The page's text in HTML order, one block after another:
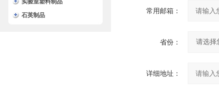
实验室塑料制品
石英制品
常用邮箱：
省份：
详细地址：